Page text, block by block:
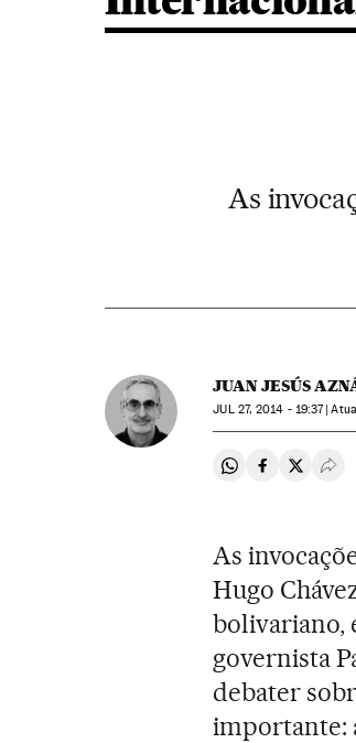
As
JUAN JESÚS
JUL27, 2014 - 19:37
Compartir en
Compartir
As
Hugo
bolivariano,
governista
debater
importante: